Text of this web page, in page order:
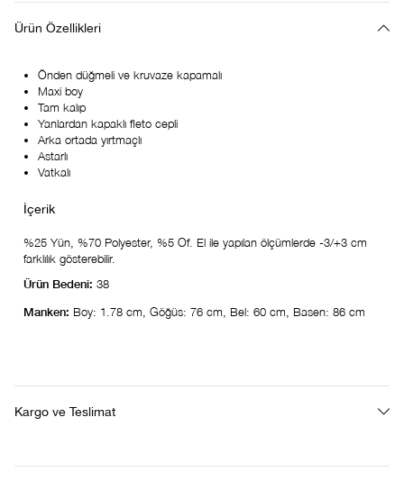
Ürün Özellikleri
Önden düğmeli ve kruvaze kapamalı
Maxi boy
Tam kalıp
Yanlardan kapaklı fleto cepli
Arka ortada yırtmaçlı
Astarlı
Vatkalı
%25 Yün, %70 Polyester, %5 Of. El ile yapılan ölçümlerde -3/+3 cm
farklılık gösterebilir.
Ürün Bedeni: 38
Manken: Boy: 1.78 cm, Göğüs: 76 cm, Bel: 60 cm, Basen: 86 cm
Kargo ve Teslimat